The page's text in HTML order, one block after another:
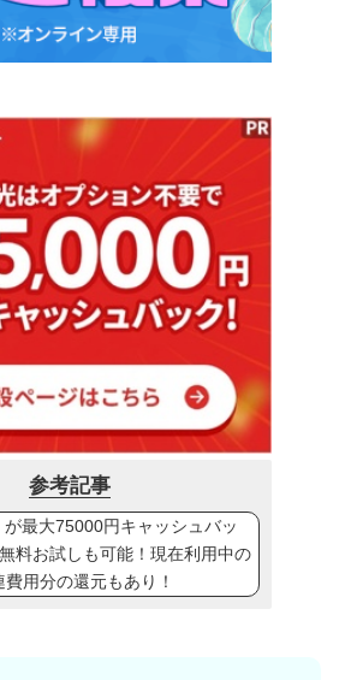
参考記事
が最大75000円キャッシュバッ
料お試しも可能！現在利用中の
用分の還元もあり！